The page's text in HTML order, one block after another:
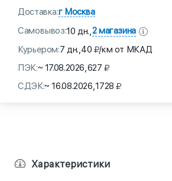
Доставка:г Москва
Самовывоз:10 дн., 2 магазина
Курьером:7 дн.,40 /км от МКАД
ПЭК:~ 17.08.2026,627
СДЭК:~ 16.08.2026,1728
Характеристики